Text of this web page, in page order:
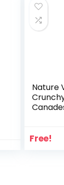
Nature
2-bars
Free!